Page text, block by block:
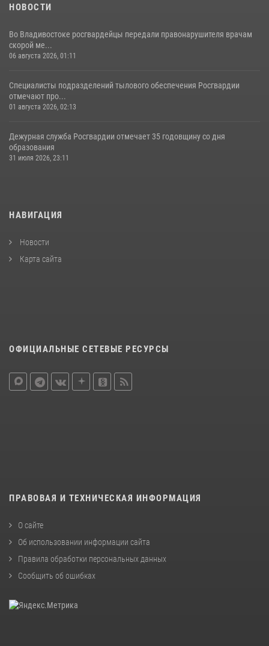
НОВОСТИ
Во Владивостоке росгвардейцы передали правонарушителя врачам
скорой ме...
06 августа 2026, 01:11
Специалисты подразделений тылового обеспечения Росгвардии
отмечают про...
01 августа 2026, 02:13
Дежурная служба Росгвардии отмечает 35 годовщину со дня
образования
31 июля 2026, 23:11
НАВИГАЦИЯ
Новости
Карта сайта
ОФИЦИАЛЬНЫЕ СЕТЕВЫЕ РЕСУРСЫ
ПРАВОВАЯ И ТЕХНИЧЕСКАЯ ИНФОРМАЦИЯ
О сайте
Об использовании информации сайта
Правила обработки персональных данных
Сообщить об ошибках